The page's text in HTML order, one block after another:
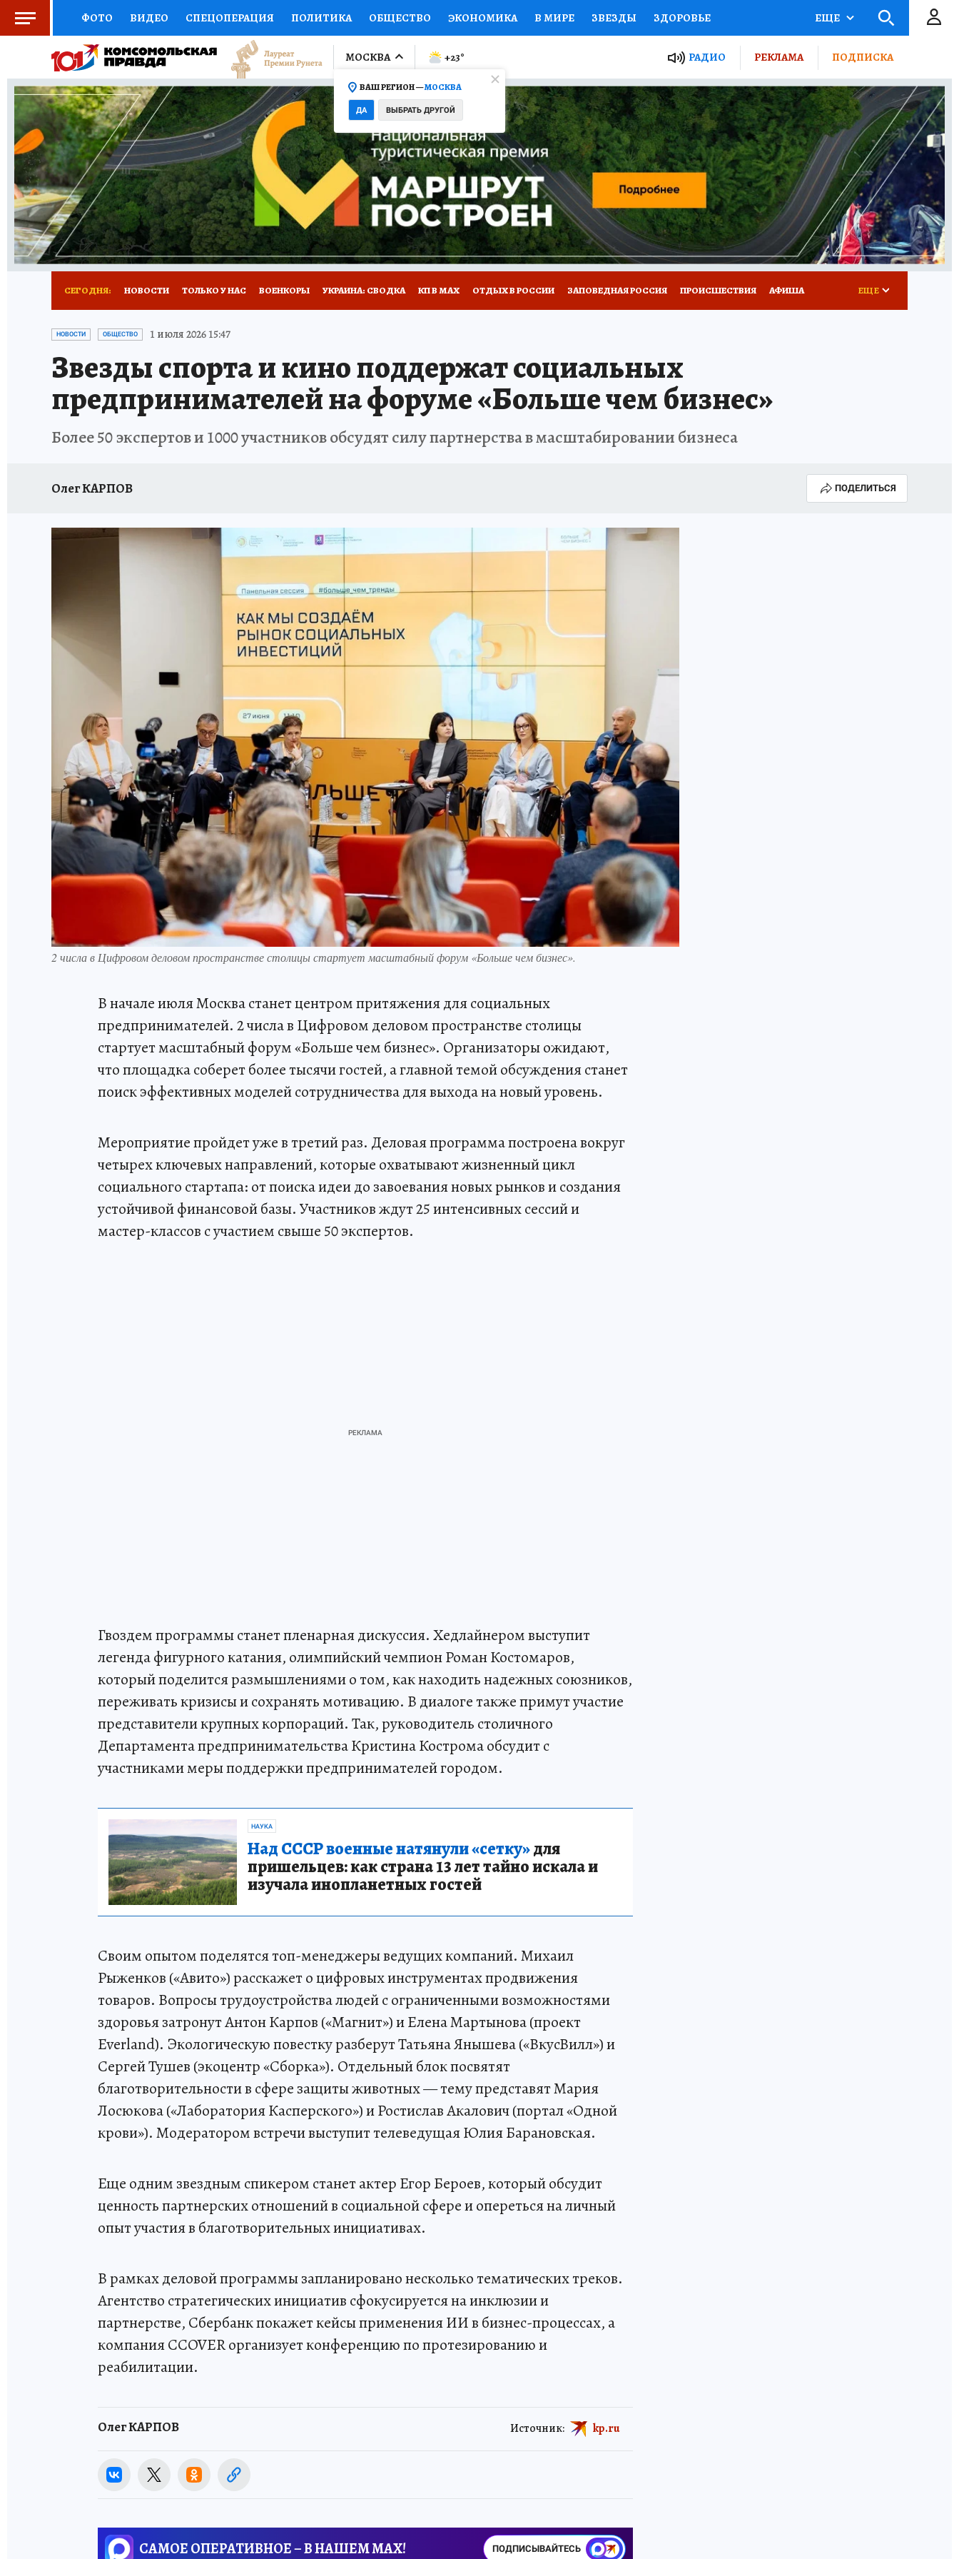
ФОТО ВИДЕО СПЕЦОПЕРАЦИЯ ПОЛИТИКА ОБЩЕСТВО ЭКОНОМИКА В МИРЕ ЗВЕЗДЫ ЗДОРОВЬЕ
СОЦПОДДЕРЖКА НАУКА СПОРТ КОЛУМНИСТЫ ПРОИСШЕСТВИЯ НАЦИОНАЛЬНЫЕ ПРОЕКТЫ РОССИИ АФИША
ВЫБОР ЭКСПЕРТОВ ДОКТОР ФИНАНСЫ ОТКРЫВАЕМ МИР Я ЗНАЮ СЕМЬЯ ЖЕНСКИЕ СЕКРЕТЫ ПУТЕВОДИТЕЛЬ
КНИЖНАЯ ПОЛКА ПРОГНОЗЫ НА СПОРТ ПРОМОКОДЫ СЕРИАЛЫ СПЕЦПРОЕКТЫ ДЕФИЦИТ ЖЕЛЕЗА ТУРИЗМ
ПРЕСС-ЦЕНТР НЕДВИЖИМОСТЬ ТЕЛЕВИЗОР КОЛЛЕКЦИИ КОНКУРСЫ РАБОТА У НАС ГИД ПОТРЕБИТЕЛЯ ВСЕ О КП
РАДИО КП РЕКЛАМА ТЕСТЫ НОВОЕ НА САЙТЕ
ЕЩЕ
МОСКВА
ВАШ РЕГИОН —МОСКВА
ДА ВЫБРАТЬ ДРУГОЙ
+23° РАДИО РЕКЛАМА ПОДПИСКА
СЕГОДНЯ: НОВОСТИ ТОЛЬКО У НАС ВОЕНКОРЫ УКРАИНА: СВОДКА КП В МАХ ОТДЫХ В РОССИИ ЗАПОВЕДНАЯ РОССИЯ ПРОИСШЕСТВИЯ АФИША
ИСПЫТАНО НА СЕБЕ
ЕЩЕ
НОВОСТИ ОБЩЕСТВО 1 июля 2026 15:47
Звезды спорта и кино поддержат социальных
предпринимателей на форуме «Больше чем бизнес»
Более 50 экспертов и 1000 участников обсудят силу партнерства в масштабировании бизнеса
Олег КАРПОВ ПОДЕЛИТЬСЯ
2 числа в Цифровом деловом пространстве столицы стартует масштабный форум «Больше чем бизнес».
В начале июля Москва станет центром притяжения для социальных
предпринимателей. 2 числа в Цифровом деловом пространстве столицы
стартует масштабный форум «Больше чем бизнес». Организаторы ожидают,
что площадка соберет более тысячи гостей, а главной темой обсуждения станет
поиск эффективных моделей сотрудничества для выхода на новый уровень.
Мероприятие пройдет уже в третий раз. Деловая программа построена вокруг
четырех ключевых направлений, которые охватывают жизненный цикл
социального стартапа: от поиска идеи до завоевания новых рынков и создания
устойчивой финансовой базы. Участников ждут 25 интенсивных сессий и
мастер-классов с участием свыше 50 экспертов.
Гвоздем программы станет пленарная дискуссия. Хедлайнером выступит
легенда фигурного катания, олимпийский чемпион Роман Костомаров,
который поделится размышлениями о том, как находить надежных союзников,
переживать кризисы и сохранять мотивацию. В диалоге также примут участие
представители крупных корпораций. Так, руководитель столичного
Департамента предпринимательства Кристина Кострома обсудит с
участниками меры поддержки предпринимателей городом.
НАУКА
Над СССР военные натянули «сетку»для
пришельцев: как страна 13 лет тайно искала и
изучала инопланетных гостей
Своим опытом поделятся топ-менеджеры ведущих компаний. Михаил
Рыженков («Авито») расскажет о цифровых инструментах продвижения
товаров. Вопросы трудоустройства людей с ограниченными возможностями
здоровья затронут Антон Карпов («Магнит») и Елена Мартынова (проект
Everland). Экологическую повестку разберут Татьяна Янышева («ВкусВилл») и
Сергей Тушев (экоцентр «Сборка»). Отдельный блок посвятят
благотворительности в сфере защиты животных — тему представят Мария
Лосюкова («Лаборатория Касперского») и Ростислав Акалович (портал «Одной
крови»). Модератором встречи выступит телеведущая Юлия Барановская.
Еще одним звездным спикером станет актер Егор Бероев, который обсудит
ценность партнерских отношений в социальной сфере и опереться на личный
опыт участия в благотворительных инициативах.
В рамках деловой программы запланировано несколько тематических треков.
Агентство стратегических инициатив сфокусируется на инклюзии и
партнерстве, Сбербанк покажет кейсы применения ИИ в бизнес-процессах, а
компания CCOVER организует конференцию по протезированию и
реабилитации.
Олег КАРПОВ Источник: kp.ru
САМОЕ ОПЕРАТИВНОЕ – В НАШЕМ MAX! ПОДПИСЫВАЙТЕСЬ